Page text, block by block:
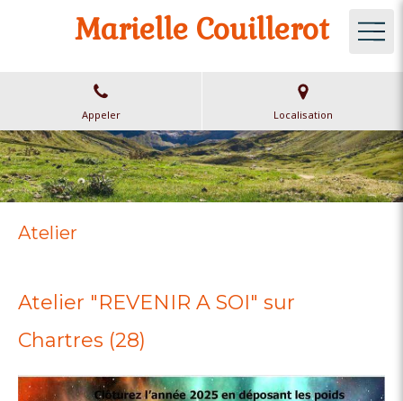
Marielle Couillerot
Appeler Localisation
Atelier
Atelier "REVENIR A SOI" sur
Chartres (28)